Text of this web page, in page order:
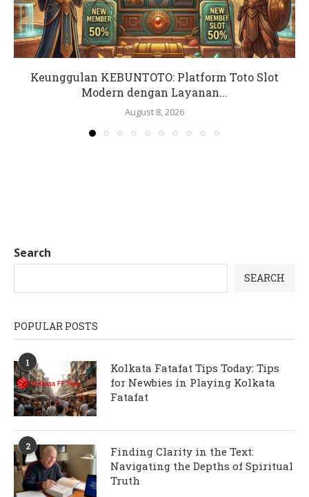
Keunggulan KEBUNTOTO: Platform Toto Slot
Modern dengan Layanan...
August 8, 2026
Search
SEARCH
POPULAR POSTS
1
Kolkata Fatafat Tips Today: Tips
for Newbies in Playing Kolkata
Fatafat
2
Finding Clarity in the Text:
Navigating the Depths of Spiritual
Truth